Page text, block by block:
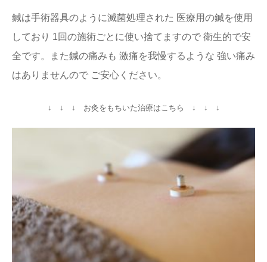
鍼は手術器具のように滅菌処理された 医療用の鍼を使用
しており 1回の施術ごとに使い捨てますので 衛生的で安
全です。また鍼の痛みも 激痛を我慢するような 強い痛み
はありませんので ご安心ください。
↓ ↓ ↓ お灸をもちいた治療はこちら ↓ ↓ ↓